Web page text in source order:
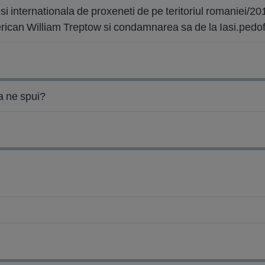
internationala de proxeneti de pe teritoriul romaniei/
William Treptow si condamnarea sa de la
ne spui?